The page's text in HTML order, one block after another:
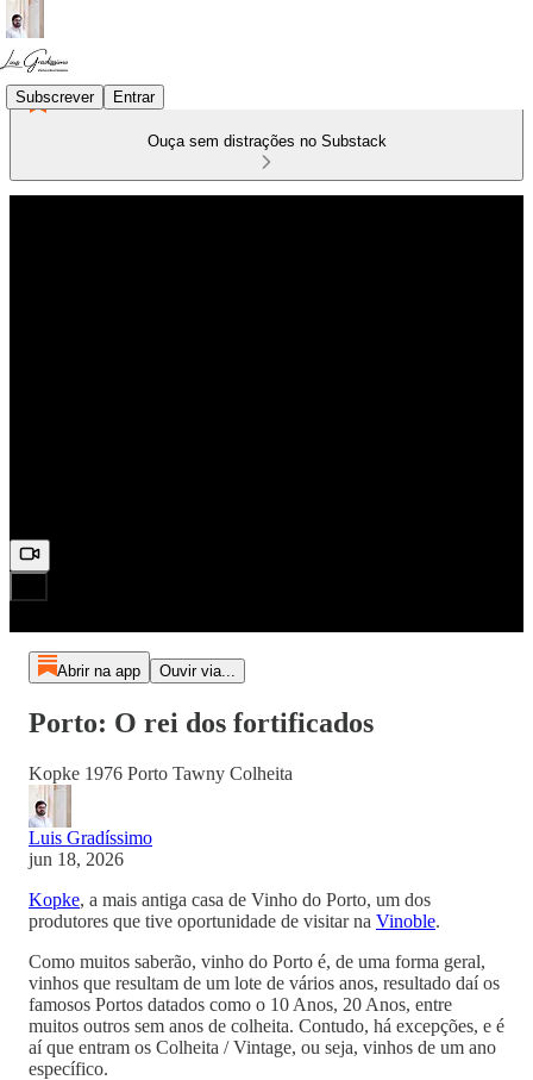
Subscrever Entrar
Ouça sem distrações no Substack
Abrir na app Ouvir via...
Porto: O rei dos fortificados
Kopke 1976 Porto Tawny Colheita
Luis Gradíssimo
jun 18, 2026
Kopke, a mais antiga casa de Vinho do Porto, um dos
produtores que tive oportunidade de visitar na Vinoble.
Como muitos saberão, vinho do Porto é, de uma forma geral,
vinhos que resultam de um lote de vários anos, resultado daí os
famosos Portos datados como o 10 Anos, 20 Anos, entre
muitos outros sem anos de colheita. Contudo, há excepções, e é
aí que entram os Colheita / Vintage, ou seja, vinhos de um ano
específico.